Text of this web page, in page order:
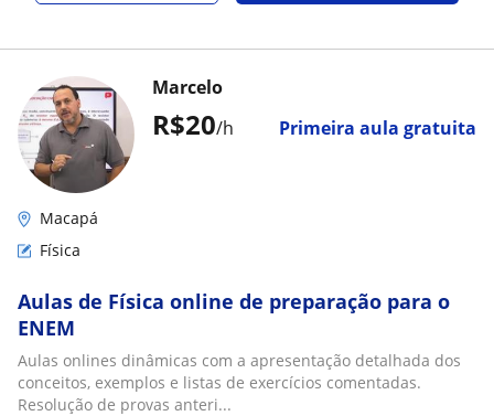
R$20/h Primeira aula gratuita
Marcelo
Macapá
Física
Aulas de Física online de preparação para o
ENEM
Aulas onlines dinâmicas com a apresentação detalhada dos
conceitos, exemplos e listas de exercícios comentadas.
Resolução de provas anteri...